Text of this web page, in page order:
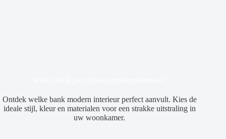
Ontdek welke bank modern interieur perfect aanvult. Kies de
ideale stijl, kleur en materialen voor een strakke uitstraling in
uw woonkamer.